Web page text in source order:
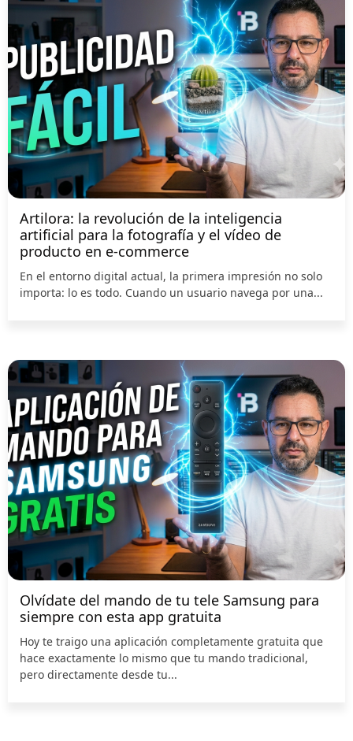
Artilora: la revolución de la inteligencia
artificial para la fotografía y el vídeo de
producto en e-commerce
En el entorno digital actual, la primera impresión no solo
importa: lo es todo. Cuando un usuario navega por una...
Olvídate del mando de tu tele Samsung para
siempre con esta app gratuita
Hoy te traigo una aplicación completamente gratuita que
hace exactamente lo mismo que tu mando tradicional,
pero directamente desde tu...